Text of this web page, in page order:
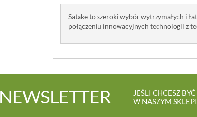
Satake to szeroki wybór wytrzymałych i
połączeniu innowacyjnych technologii z
NEWSLETTER
JEŚLI CHCESZ
W NASZYM